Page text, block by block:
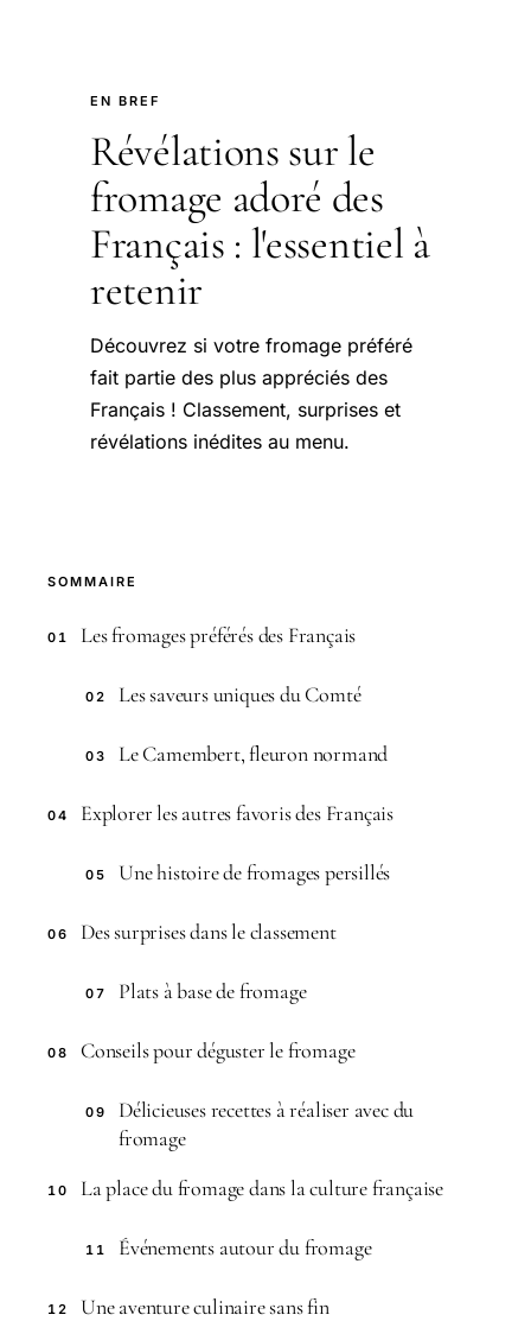
EN BREF
Révélations sur le
fromage adoré des
Français : l'essentiel à
retenir
Découvrez si votre fromage préféré
fait partie des plus appréciés des
Français ! Classement, surprises et
révélations inédites au menu.
SOMMAIRE
01 Les fromages préférés des Français
02 Les saveurs uniques du Comté
03 Le Camembert, fleuron normand
04 Explorer les autres favoris des Français
05 Une histoire de fromages persillés
06 Des surprises dans le classement
07 Plats à base de fromage
08 Conseils pour déguster le fromage
09
Délicieuses recettes à réaliser avec du
fromage
10 La place du fromage dans la culture française
11 Événements autour du fromage
12 Une aventure culinaire sans fin